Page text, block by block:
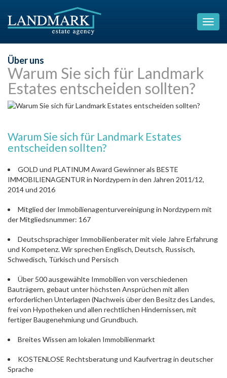
Über uns
Warum Sie sich für Landmark
Estates entscheiden sollten?
Warum Sie sich für Landmark Estates
entscheiden sollten?
GOLD und PLATINUM Award Gewinner als BESTE
IMMOBILIENAGENTUR in Nordzypern in den Jahren 2011/12,
2014 und 2016
Mitglied der Immobilienagenturvereinigung in Nordzypern mit
der Mitgliedsnummer: 167
Deutschsprachiger Immobilienberater mit viele Jahre Erfahrung
und Kompetenz. Wir sprechen Englisch, Deutsch, Russisch,
Schwedisch, Türkisch und Persisch
Über 500 ausgewählte Immobilien von verschiedenen
Bauträgern, gebaut unter höchsten Ansprüchen mit allen
erforderlichen Unterlagen (Nachweis über den Besitz des Landes,
frei von Hypotheken und allen rechtlichen Hindernissen, mit
fertiger Baugenehmiung und Grundbuch.
Breites Wissen am lokalen Immobilienmarkt
KOSTENLOSE Rechtsberatung und Kaufvertrag in deutscher
Sprache